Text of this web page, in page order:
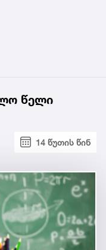
წელი
14 წუთის წინ